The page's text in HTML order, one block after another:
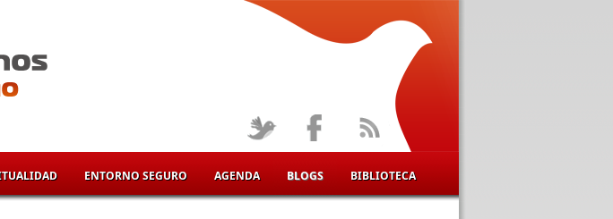
ENTORNO SEGURO AGENDA BLOGS BIBLIOTECA